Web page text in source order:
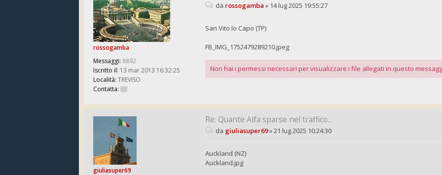
rossogamba
Messaggi: 8892
Iscritto il: 13 mar 2013 16:32:25
Località: TREVISO
Contatta:
da rossogamba » 14 lug 2025 19:55:27
San Vito lo Capo (TP)
FB_IMG_1752479289210.jpeg
Non hai i permessi necessari per visualizzare i file allegati in questo
giuliasuper69
Re: Quante Alfa sparse nel traffico...
da giuliasuper69»21 lug 2025 10:24:30
Auckland (NZ)
Auckland.jpg